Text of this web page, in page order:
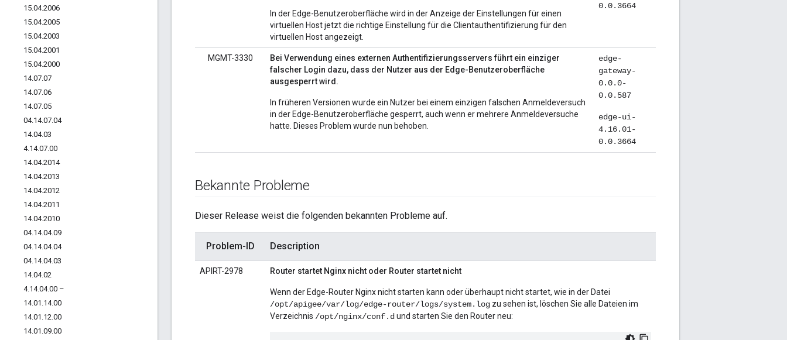
15.04.2006
15.04.2005
15.04.2003
15.04.2001
15.04.2000
14.07.07
14.07.06
14.07.05
04.14.07.04
14.04.03
4.14.07.00
14.04.2014
14.04.2013
14.04.2012
14.04.2011
14.04.2010
04.14.04.09
04.14.04.04
04.14.04.03
14.04.02
4.14.04.00 –
14.01 .14.00
14.01 .12.00
14.01 .09.00
In der Edge-Benutzeroberfläche wird in der Anzeige der Einstellungen für einen
virtuellen Host jetzt die richtige Einstellung für die Clientauthentifizierung für den
virtuellen Host angezeigt.
0.0.3664
MGMT-3330
Bei Verwendung eines externen Authentifizierungsservers führt ein einziger
falscher Login dazu, dass der Nutzer aus der Edge-Benutzeroberfläche
ausgesperrt wird.
In früheren Versionen wurde ein Nutzer bei einem einzigen falschen Anmeldeversuch
in der Edge-Benutzeroberfläche gesperrt, auch wenn er mehrere Anmeldeversuche
hatte. Dieses Problem wurde nun behoben.
edge-
gateway-
0.0.0-
0.0.587
edge-ui-
4.16.01-
0.0.3664
Bekannte Probleme
Dieser Release weist die folgenden bekannten Probleme auf.
Problem-ID Description
APIRT-2978 Router startet Nginx nicht oder Router startet nicht
Wenn der Edge-Router Nginx nicht starten kann oder überhaupt nicht startet, wie in der Datei
/opt/apigee/var/log/edge-router/logs/system.log zu sehen ist, löschen Sie alle Dateien im
Verzeichnis /opt/nginx/conf.d und starten Sie den Router neu: